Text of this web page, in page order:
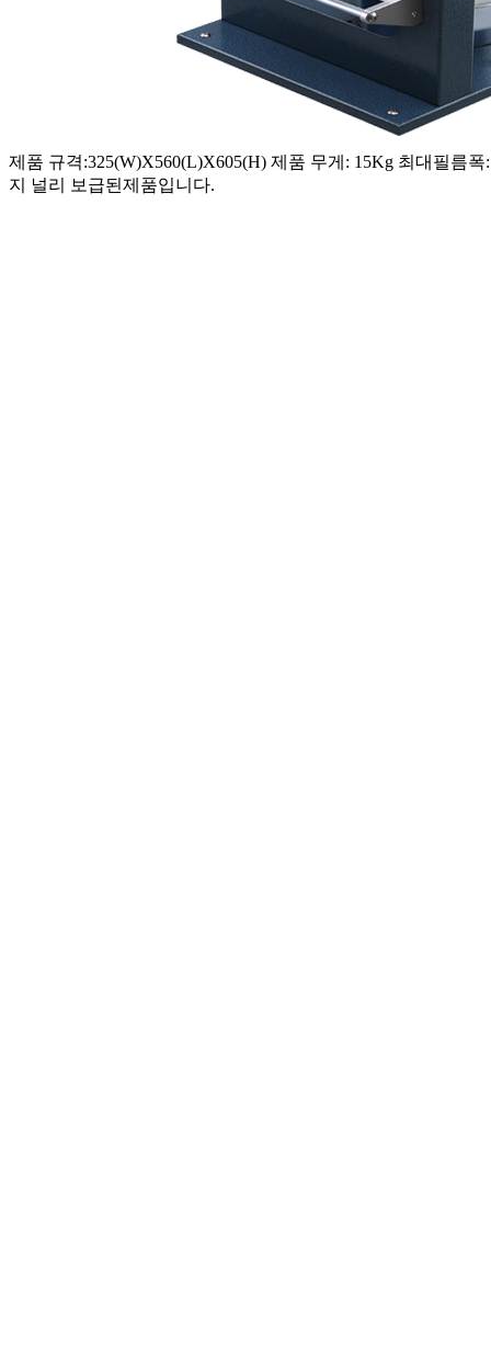
제품 규격:325(W)X560(L)X605(H) 제품 무게: 15Kg 최대필름
지 널리 보급된제품입니다.